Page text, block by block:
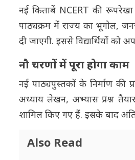
नई किताबें NCERT की
पाठ्यक्रम में राज्य का भूगोल,
दी जाएगी. इससे विद्यार्थियों
नौ चरणों में पूरा होगा काम
नई पाठ्यपुस्तकों के निर्माण की
अध्याय लेखन, अभ्यास प्रश्न
शामिल किए गए हैं. इसके बाद
Also Read